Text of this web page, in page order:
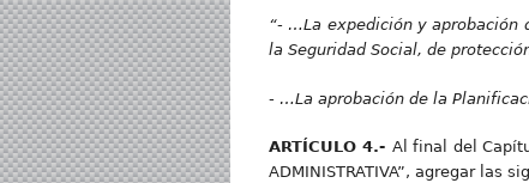
“- …La expedición y aprobación
la Seguridad Social, de
- …La aprobación de la
ARTÍCULO 4.- Al final del
ADMINISTRATIVA”, agregar las